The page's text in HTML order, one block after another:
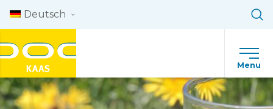
Deutsch
Menu